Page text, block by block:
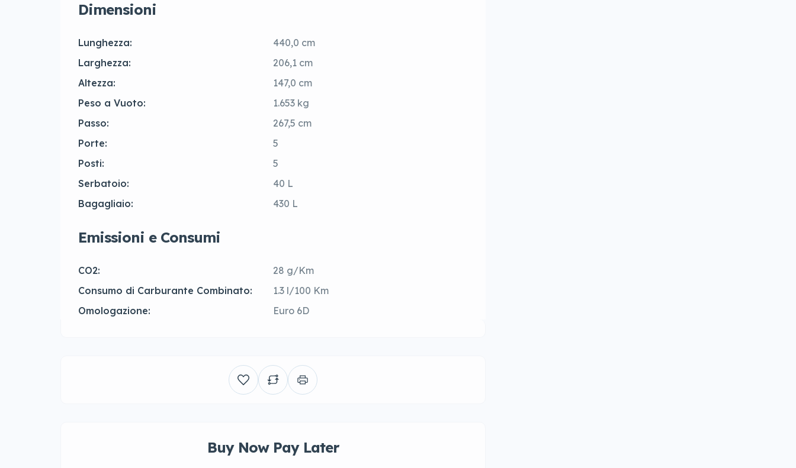
Dimensioni
Lunghezza:
440,0 cm
Larghezza:
206,1 cm
Altezza:
147,0 cm
Peso a Vuoto:
1.653 kg
Passo:
267,5 cm
Porte:
5
Posti:
5
Serbatoio:
40 L
Bagagliaio:
430 L
Emissioni e Consumi
CO2:
28 g/Km
Consumo di Carburante Combinato:
1.3 l/100 Km
Omologazione:
Euro 6D
Buy Now Pay Later